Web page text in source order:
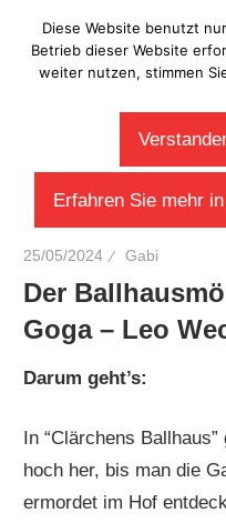
Inhalt
springen
25/05/2024 Gabi
Der
Goga – Leo
Darum geht’s:
In “Clärchens
hoch her, bis man die
ermordet im Hof
Diese Website benutzt
Betrieb dieser Website
weiter nutzen, stimmen
Erfahren Sie mehr